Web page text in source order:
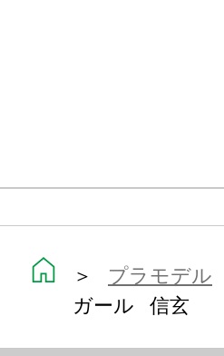
製の手首により、
フレームアームズ
部、脚部等の互換
ます。また撮影用
※本製品はお客様
＞ プラモデル
ガール 信玄